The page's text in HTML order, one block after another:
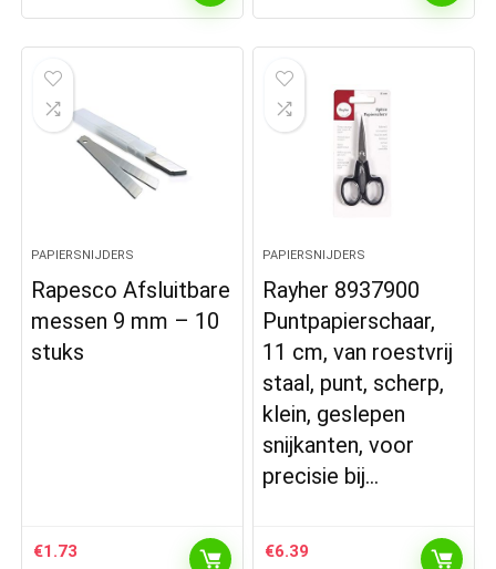
PAPIERSNIJDERS
Rapesco Afsluitbare
messen 9 mm – 10
stuks
€1.73
PAPIERSNIJDERS
Rayher 8937900
Puntpapierschaar,
11 cm, van roestvrij
staal, punt, scherp,
klein, geslepen
snijkanten, voor
precisie bij…
€6.39